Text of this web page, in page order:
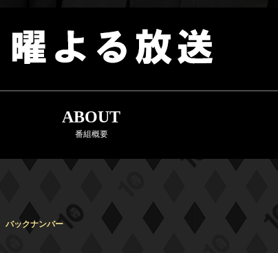
ABOUT
番組概要
バックナンバー